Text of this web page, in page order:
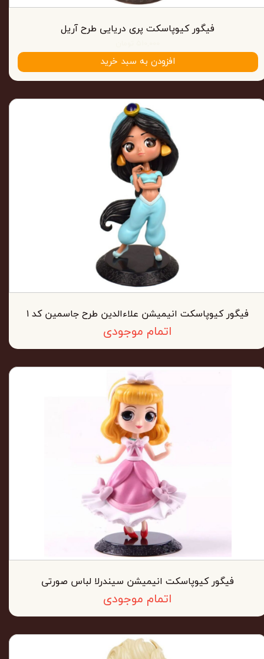
فیگور کیوپاسکت پری دریایی طرح آریل
افزودن به سبد خرید
فیگور کیوپاسکت انیمیشن علاءالدین طرح جاسمین کد ۱
اتمام موجودی
فیگور کیوپاسکت انیمیشن سیندرلا لباس صورتی
اتمام موجودی